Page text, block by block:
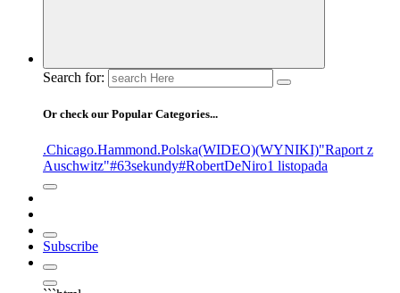
Search for:
Or check our Popular Categories...
.Chicago.Hammond.Polska(WIDEO)(WYNIKI)"Raport z
Auschwitz"#63sekundy#RobertDeNiro1 listopada
Subscribe